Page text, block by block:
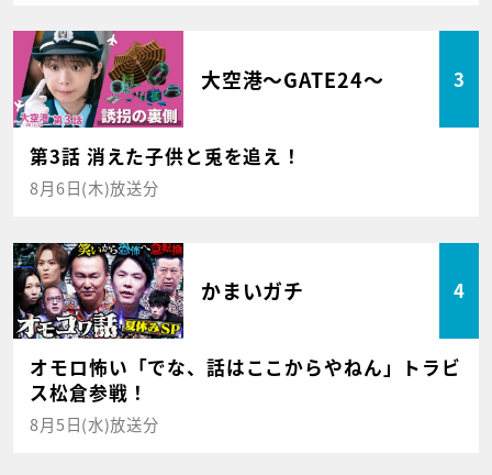
大空港～GATE24～ 3
第3話 消えた子供と兎を追え！
8月6日(木)放送分
かまいガチ 4
オモロ怖い「でな、話はここからやねん」トラビ
ス松倉参戦！
8月5日(水)放送分